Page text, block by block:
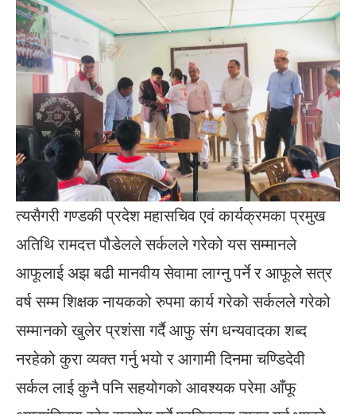
त्यसैगरी गण्डकी प्रदेश महासचिव एवं कार्यक्रमका प्रमुख
अतिथि रामदत्त पौडेलले सर्कलले गरेको यस सम्मानले
आफूलाई अझ बढी मानवीय सेवामा लाग्नु पर्ने र आफूले सत्र
वर्ष सम्म शिक्षक नायकको रुपमा कार्य गरेको सर्कलले गरेको
सम्मानको खुलेर प्रशंसा गर्दै आफु संग धन्यवादका शब्द
नरहेको कुरा व्यक्त गर्नु भयो र आगामी दिनमा चण्डिदेवी
सर्कल लाई कुनै पनि सहयोगको आवश्यक परेमा आँफू